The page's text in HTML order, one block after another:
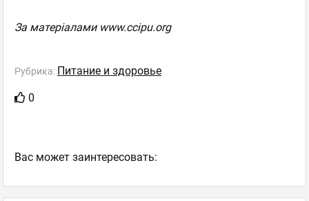
За матеріалами www.ccipu.org
Рубрика: Питание и здоровье
0
Ваc может заинтересовать: